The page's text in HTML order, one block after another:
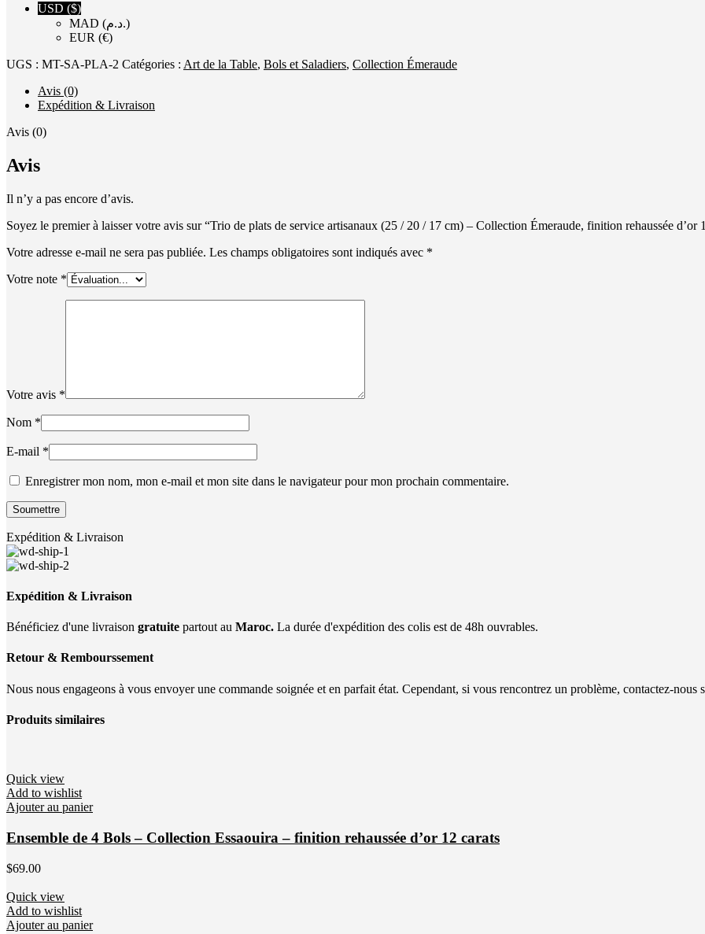
USD ($)
MAD (د.م.)
EUR (€)
UGS : MT-SA-PLA-2 Catégories : Art de la Table, Bols et Saladiers, Collection Émeraude
Avis (0)
Expédition & Livraison
Avis (0)
Avis
Il n’y a pas encore d’avis.
Soyez le premier à laisser votre avis sur “Trio de plats de service artisanaux (25 / 20 / 17 cm) – Collection Émeraude, finition rehaussée d’or
Votre adresse e-mail ne sera pas publiée. Les champs obligatoires sont indiqués avec *
Votre note *
Votre avis *
Nom *
E-mail *
Enregistrer mon nom, mon e-mail et mon site dans le navigateur pour mon prochain commentaire.
Expédition & Livraison
Expédition & Livraison
Bénéficiez d'une livraison gratuite partout au Maroc. La durée d'expédition des colis est de 48h ouvrables.
Retour & Rembourssement
Nous nous engageons à vous envoyer une commande soignée et en parfait état. Cependant, si vous rencontrez un problème, contactez-nous
Produits similaires
Quick view
Add to wishlist
Ajouter au panier
Ensemble de 4 Bols – Collection Essaouira – finition rehaussée d’or 12 carats
$69.00
Quick view
Add to wishlist
Ajouter au panier